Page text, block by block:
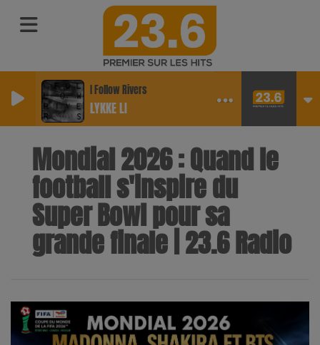
I Follow Rivers
LYKKE LI
Mondial 2026 : Quand le
football s'inspire du
Super Bowl pour sa
grande finale | 23.6 Radio